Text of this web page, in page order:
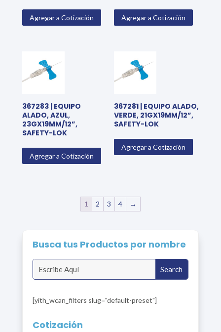
Agregar a Cotización Agregar a Cotización
367283 | EQUIPO
ALADO, AZUL,
23GX19MM/12”,
SAFETY-LOK
Agregar a Cotización
367281 | EQUIPO ALADO,
VERDE, 21GX19MM/12”,
SAFETY-LOK
Agregar a Cotización
1 2 3 4 →
Busca tus Productos por nombre
[yith_wcan_filters slug="default-preset"]
Cotización